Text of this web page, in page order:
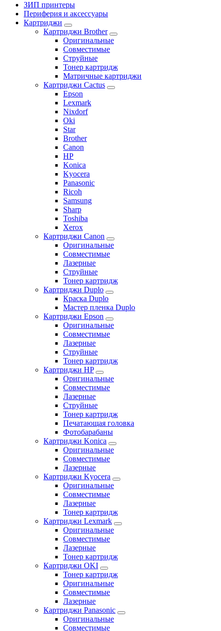
ЗИП принтеры
Периферия и аксессуары
Картриджи
Картриджи Brother
Оригинальные
Совместимые
Струйные
Тонер картридж
Матричные картриджи
Картриджи Cactus
Epson
Lexmark
Nixdorf
Oki
Star
Brother
Canon
HP
Konica
Kyocera
Panasonic
Ricoh
Samsung
Sharp
Toshiba
Xerox
Картриджи Canon
Оригинальные
Совместимые
Лазерные
Струйные
Тонер картридж
Картриджи Duplo
Краска Duplo
Мастер пленка Duplo
Картриджи Epson
Оригинальные
Совместимые
Лазерные
Струйные
Тонер картридж
Картриджи HP
Оригинальные
Совместимые
Лазерные
Струйные
Тонер картридж
Печатающая головка
Фотобарабаны
Картриджи Konica
Оригинальные
Совместимые
Лазерные
Картриджи Kyocera
Оригинальные
Совместимые
Лазерные
Тонер картридж
Картриджи Lexmark
Оригинальные
Совместимые
Лазерные
Тонер картридж
Картриджи OKI
Тонер картридж
Оригинальные
Совместимые
Лазерные
Картриджи Panasonic
Оригинальные
Совместимые